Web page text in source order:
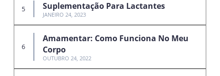
Suplementação Para Lactantes
JANEIRO 24, 2023
Amamentar: Como Funciona No Meu
Corpo
OUTUBRO 24, 2022